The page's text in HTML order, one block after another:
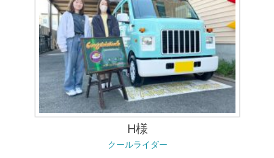
H様
クールライダー